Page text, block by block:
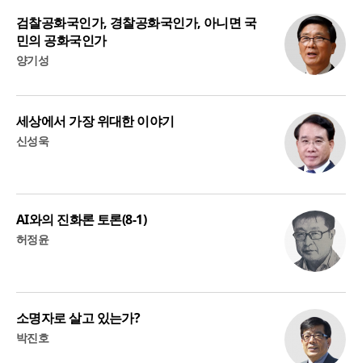
검찰공화국인가, 경찰공화국인가, 아니면 국
민의 공화국인가
양기성
세상에서 가장 위대한 이야기
신성욱
AI와의 진화론 토론(8-1)
허정윤
소명자로 살고 있는가?
박진호